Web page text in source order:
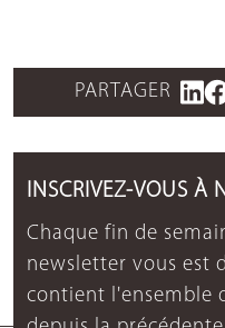
PARTAGER
INSCRIVEZ-VOUS À
Chaque fin de
newsletter vous est
contient l'ensemble